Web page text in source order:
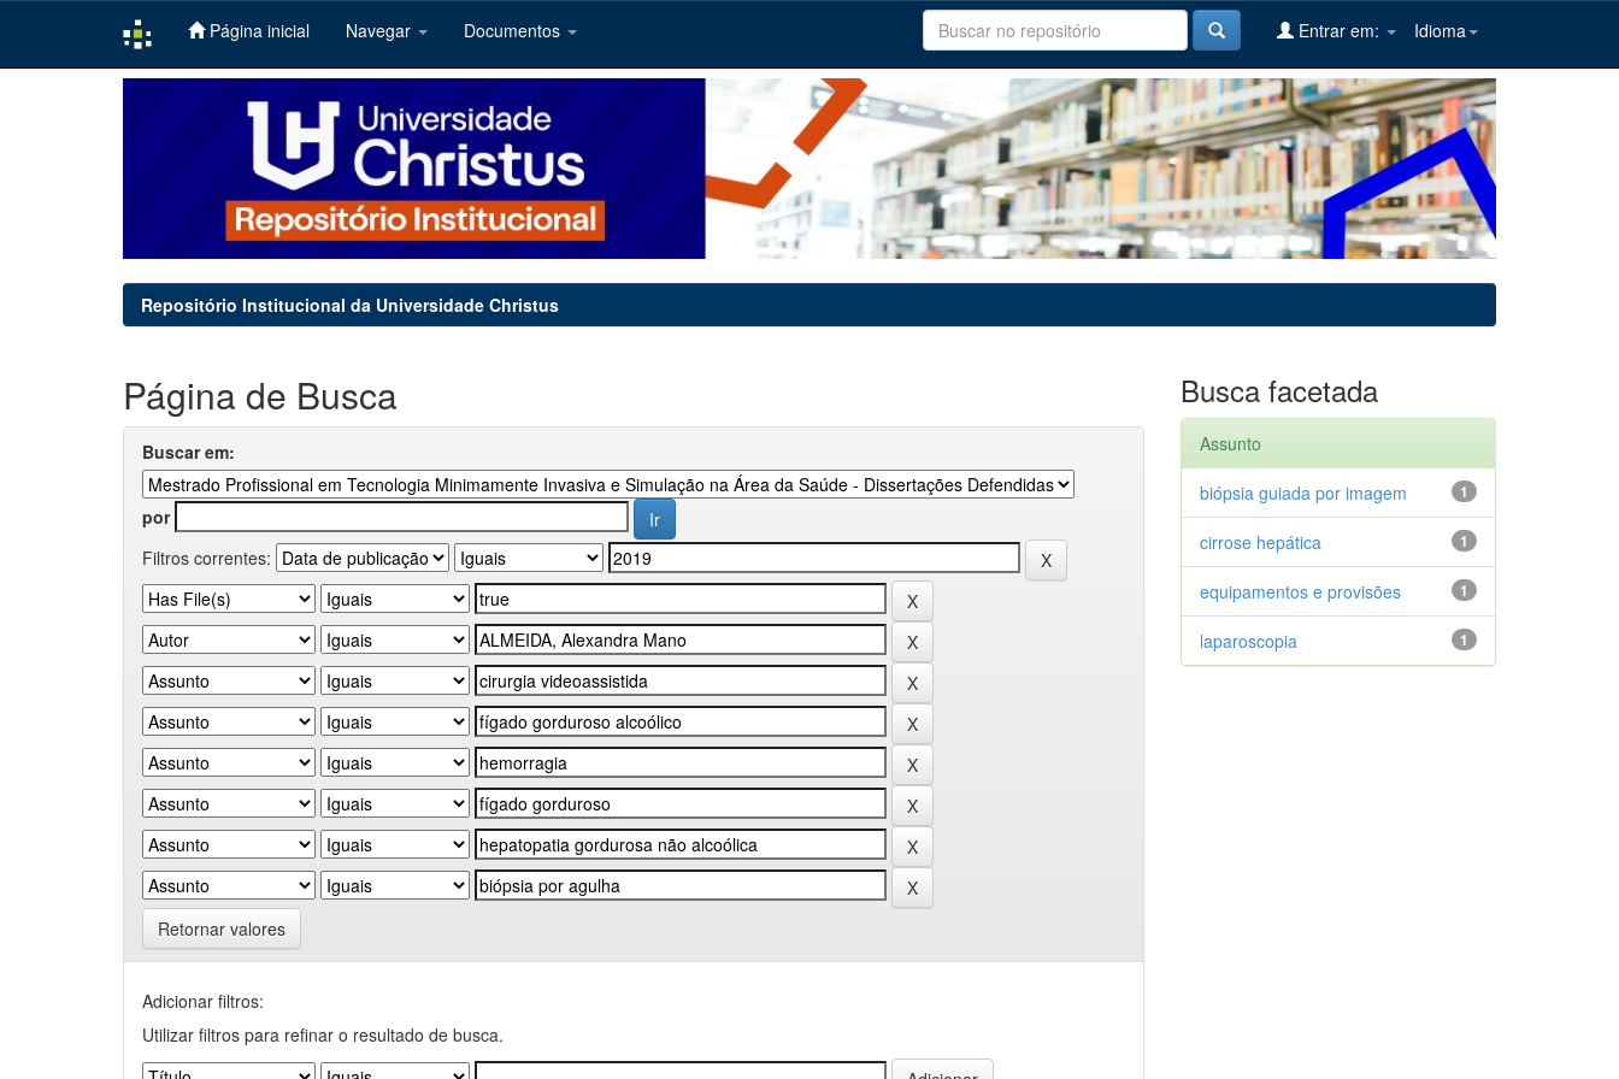
Página inicial Navegar Documentos Idioma
Entrar em:
Repositório Institucional da Universidade Christus
Página de Busca
Buscar em:
por
Filtros correntes:
Retornar valores
Adicionar filtros:
Utilizar filtros para refinar o resultado de busca.
Busca facetada
Assunto
1
biópsia guiada por imagem
1
cirrose hepática
1
equipamentos e provisões
1
laparoscopia